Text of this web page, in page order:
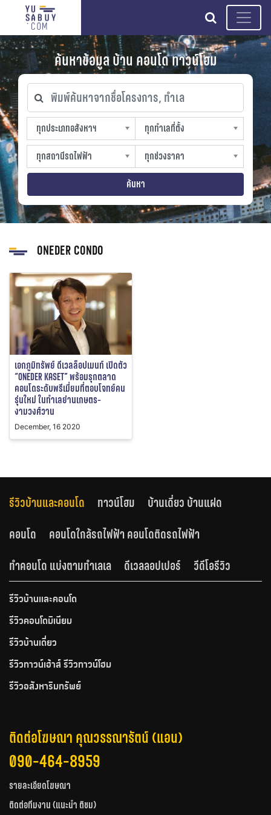
search
ค้นหาข้อมูล บ้าน คอนโด ทาวน์โฮม
พิมพ์ค้นหาจากชื่อโครงการ, ทำเล
ทุกประเภทอสังหาฯ
ทุกประเภทอสังหาฯ
sproperty
ทุกทำเลที่ตั้ง
ทุกทำเลที่ตั้ง
slocation
ทุกสถานีรถไฟฟ้า
ทุกสถานีรถไฟฟ้า
strain-station
ทุกช่วงราคา
ทุกช่วงราคา
sprice
ค้นหา
ONEDER CONDO
เอกภูมิทรัพย์ ดีเวลล็อปเมนท์ เปิดตัว
“ONEDER KASET” พร้อมรุกตลาด
คอนโดระดับพรีเมี่ยมที่ตอบโจทย์คน
รุ่นใหม่ ในทำเลย่านเกษตร-
งามวงศ์วาน
December, 16 2020
รีวิวบ้านและคอนโด ทาวน์โฮม
บ้านเดี่ยว บ้านแฝด
คอนโด
คอนโดใกล้รถไฟฟ้า คอนโดติดรถไฟฟ้า
ทำคอนโด แบ่งตามทำเลเล
ดีเวลลอปเปอร์ วีดีโอรีวิว
รีวิวบ้านและคอนโด
รีวิวคอนโดมิเนียม
รีวิวบ้านเดี่ยว
รีวิวทาวน์เฮ้าส์ รีวิวทาวน์โฮม
รีวิวอสังหาริมทรัพย์
ติดต่อโฆษณา คุณวรรณารัตน์ (แอน)
090-464-8959
รายละเอียดโฆษณา
ติดต่อทีมงาน (แนะนำ ติชม)